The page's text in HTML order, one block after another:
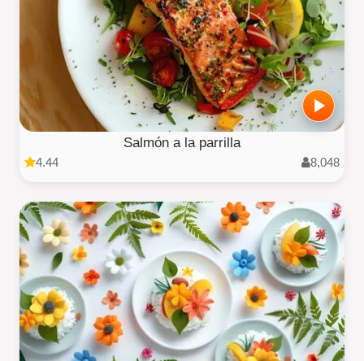
Salmón a la parrilla
4.44 8,048